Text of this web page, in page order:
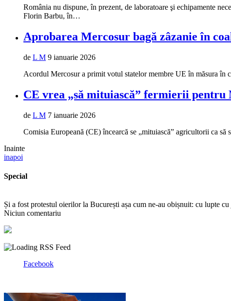
România nu dispune, în prezent, de laboratoare şi echipamente
Florin Barbu, în…
Aprobarea Mercosur bagă zâzanie în
de L M 9 ianuarie 2026
Acordul Mercosur a primit votul statelor membre UE în măsura în
CE vrea „să mituiască” fermierii pentru
de L M 7 ianuarie 2026
Comisia Europeană (CE) încearcă se „mituiască” agricultorii ca
Inainte
inapoi
Special
Și a fost protestul oierilor la București așa cum ne-au obișnuit: cu lupte
Niciun comentariu
Facebook